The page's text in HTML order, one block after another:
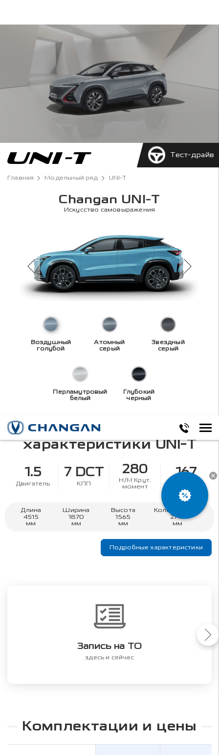
Тест-драйв
Главная Модельный ряд UNI-T
Changan UNI-T
Искусство самовыражения
Воздушный
голубой
Атомный
серый
Звездный
серый
Перламутровый
белый
Глубокий
черный
Технические
характеристикиUNI-T
1.5
Двигатель
7 DCT
КПП
280
Н/М Крут.
момент
167
Длина
4515
мм
Ширина
1870
мм
Высота
1565
мм
Колесная база
2710
мм
Подробные характеристики
Запись на ТО
здесь и сейчас
Комплектации и цены